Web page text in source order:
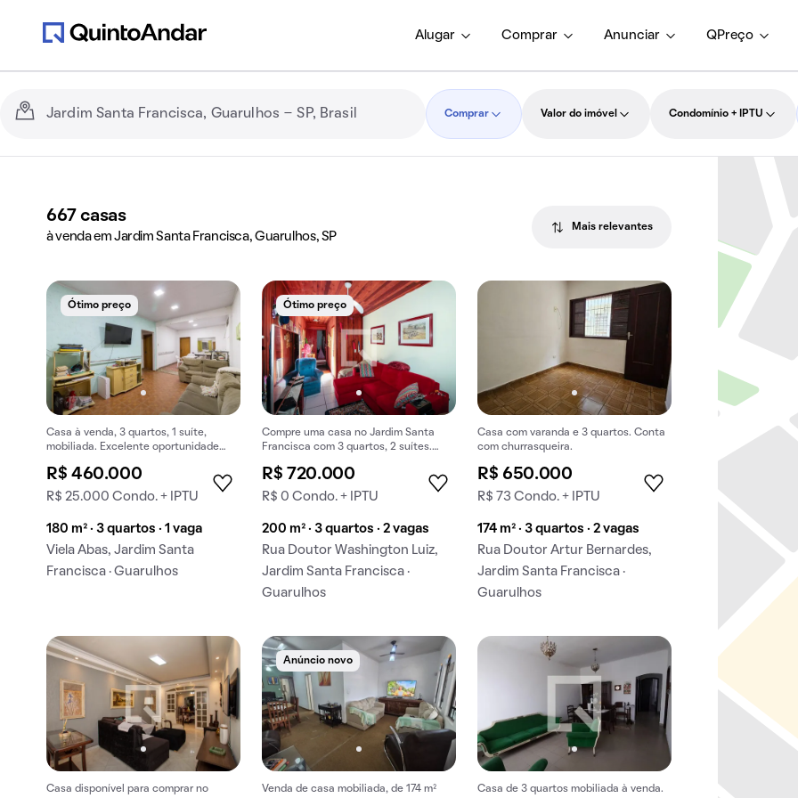
Alugar Comprar Anunciar QPreço
Comprar Valor do imóvel Condomínio + IPTU
667 casas
à venda em Jardim Santa Francisca, Guarulhos, SP
Mais relevantes
Ótimo preço
Casa à venda, 3 quartos, 1 suíte,
mobiliada. Excelente oportunidade
R$ 460.000
R$ 25.000 Condo. + IPTU
180 m² · 3 quartos · 1 vaga
Viela Abas, Jardim Santa
Francisca · Guarulhos
Ótimo preço
Compre uma casa no Jardim Santa
Francisca com 3 quartos, 2 suítes.
R$ 720.000
R$ 0 Condo. + IPTU
200 m² · 3 quartos · 2 vagas
Rua Doutor Washington Luiz,
Jardim Santa Francisca ·
Guarulhos
Casa com varanda e 3 quartos. Conta
com churrasqueira.
R$ 650.000
R$ 73 Condo. + IPTU
174 m² · 3 quartos · 2 vagas
Rua Doutor Artur Bernardes,
Jardim Santa Francisca ·
Guarulhos
Casa disponível para comprar no
Anúncio novo
Venda de casa mobiliada, de 174 m² Casa de 3 quartos mobiliada à venda.